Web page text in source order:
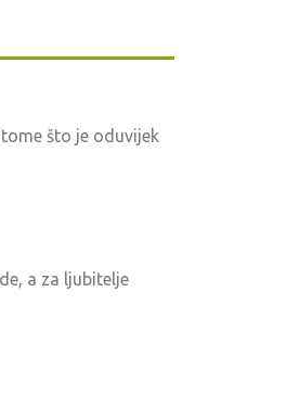
što je oduvijek
a za ljubitelje